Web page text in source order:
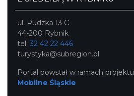
ul. Rudzka 13 C
44-200 Rybnik
tel. 32 42 22 446
turystyka@subregion.pl
Portal powstał w ramach projektu
Mobilne Śląskie